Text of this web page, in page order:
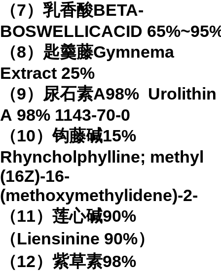
（7）乳香酸BETA-
BOSWELLICACID 65%
（8）匙羹藤Gymnema
Extract 25%
（9）尿石素A98% Urolithin
A 98% 1143-70-0
（10）钩藤碱15%
Rhyncholphylline; methyl
(16Z)-16-
(methoxymethylidene)-2-
（11）莲心碱90%
（Liensinine 90%）
（12）紫草素98%